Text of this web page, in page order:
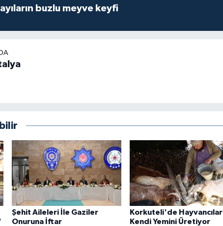
buzlu meyve keyfi
Şehit Aileleri İle Gaziler
Onuruna İftar
Korkuteli'de Hayvancılar
Kendi Yemini Üretiyor